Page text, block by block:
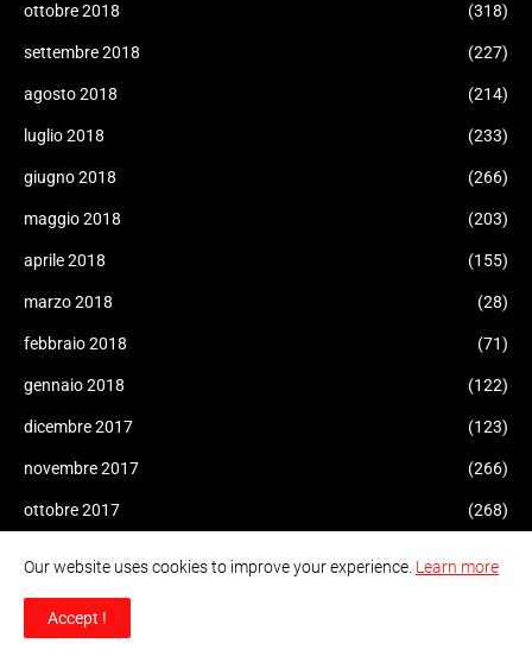
ottobre 2018 (318)
settembre 2018 (227)
agosto 2018 (214)
luglio 2018 (233)
giugno 2018 (266)
maggio 2018 (203)
aprile 2018 (155)
marzo 2018 (28)
febbraio 2018 (71)
gennaio 2018 (122)
dicembre 2017 (123)
novembre 2017 (266)
ottobre 2017 (268)
luglio 2017
Our website uses cookies to improve your experience. Learn more
Accept !